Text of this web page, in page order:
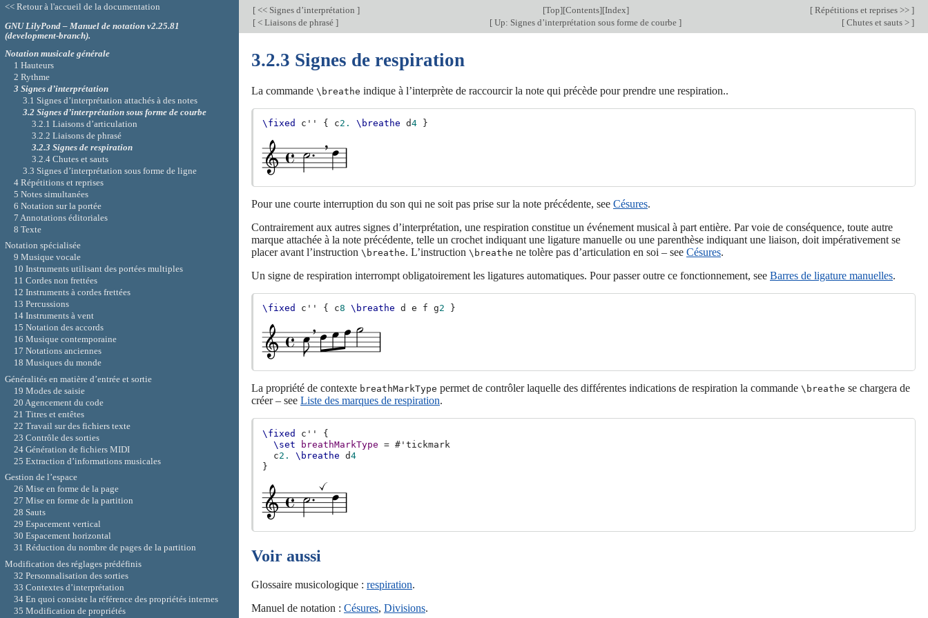
[ << Signes d’interprétation ] [Top][Contents][Index] [ Répétitions et reprises >> ]
[ < Liaisons de phrasé ] [ Up: Signes d’interprétation sous forme de courbe ] [ Chutes et sauts > ]
3.2.3 Signes de respiration
La commande \breathe indique à l’interprète de raccourcir la note qui précède pour prendre une respiration..
\fixed c'' { c2. \breathe d4 }
Pour une courte interruption du son qui ne soit pas prise sur la note précédente, see Césures.
Contrairement aux autres signes d’interprétation, une respiration constitue un événement musical à part entière. Par voie de conséquence, toute autre
marque attachée à la note précédente, telle un crochet indiquant une ligature manuelle ou une parenthèse indiquant une liaison, doit impérativement se
placer avant l’instruction \breathe. L’instruction \breathe ne tolère pas d’articulation en soi – see Césures.
Un signe de respiration interrompt obligatoirement les ligatures automatiques. Pour passer outre ce fonctionnement, see Barres de ligature manuelles.
\fixed c'' { c8 \breathe d e f g2 }
La propriété de contexte breathMarkType permet de contrôler laquelle des différentes indications de respiration la commande \breathe se chargera de
créer – see Liste des marques de respiration.
\fixed c''
{
\set
breathMarkType = # 'tickmark
c2. \breathe d4
}
Voir aussi
Glossaire musicologique : respiration.
Manuel de notation : Césures, Divisions.
<< Retour à l'accueil de la documentation
GNU LilyPond – Manuel de notation v2.25.81
(development-branch).
Notation musicale générale
1 Hauteurs
2 Rythme
3 Signes d’interprétation
3.1 Signes d’interprétation attachés à des notes
3.2 Signes d’interprétation sous forme de courbe
3.2.1 Liaisons d’articulation
3.2.2 Liaisons de phrasé
3.2.3 Signes de respiration
3.2.4 Chutes et sauts
3.3 Signes d’interprétation sous forme de ligne
4 Répétitions et reprises
5 Notes simultanées
6 Notation sur la portée
7 Annotations éditoriales
8 Texte
Notation spécialisée
9 Musique vocale
10 Instruments utilisant des portées multiples
11 Cordes non frettées
12 Instruments à cordes frettées
13 Percussions
14 Instruments à vent
15 Notation des accords
16 Musique contemporaine
17 Notations anciennes
18 Musiques du monde
Généralités en matière d’entrée et sortie
19 Modes de saisie
20 Agencement du code
21 Titres et entêtes
22 Travail sur des fichiers texte
23 Contrôle des sorties
24 Génération de fichiers MIDI
25 Extraction d’informations musicales
Gestion de l’espace
26 Mise en forme de la page
27 Mise en forme de la partition
28 Sauts
29 Espacement vertical
30 Espacement horizontal
31 Réduction du nombre de pages de la partition
Modification des réglages prédéfinis
32 Personnalisation des sorties
33 Contextes d’interprétation
34 En quoi consiste la référence des propriétés internes
35 Modification de propriétés